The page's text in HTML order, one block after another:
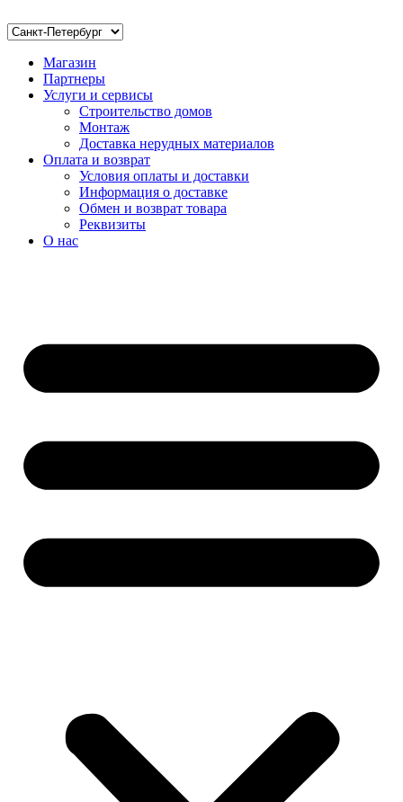
Магазин
Партнеры
Услуги и сервисы
Строительство домов
Монтаж
Доставка нерудных материалов
Оплата и возврат
Условия оплаты и доставки
Информация о доставке
Обмен и возврат товара
Реквизиты
О нас